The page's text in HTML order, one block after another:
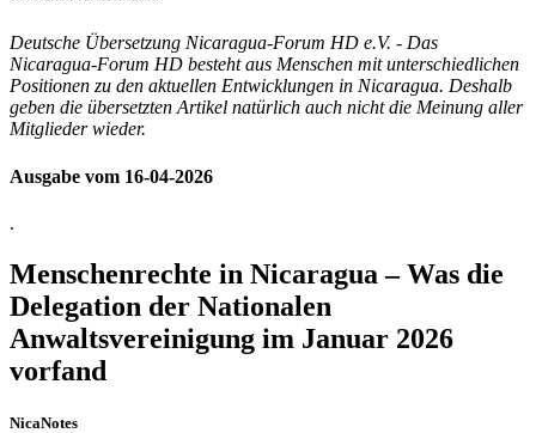
Deutsche Übersetzung Nicaragua-Forum HD e.V. - Das
Nicaragua-Forum HD besteht aus Menschen mit unterschiedlichen
Positionen zu den aktuellen Entwicklungen in Nicaragua. Deshalb
geben die übersetzten Artikel natürlich auch nicht die Meinung aller
Mitglieder wieder.
Ausgabe vom 16-04-2026
.
Menschenrechte in Nicaragua – Was die
Delegation der Nationalen
Anwaltsvereinigung im Januar 2026
vorfand
NicaNotes